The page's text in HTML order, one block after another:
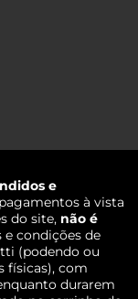
e
à vista
do site, não é
e condições de
(podendo ou
físicas), com
durarem